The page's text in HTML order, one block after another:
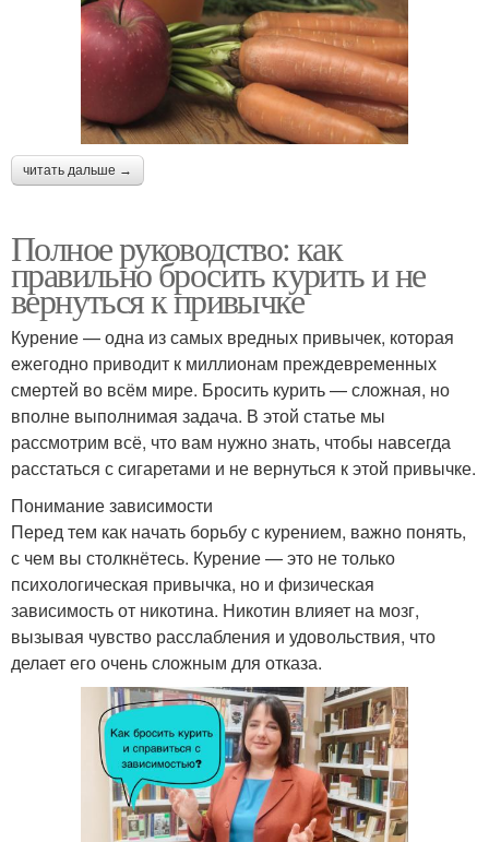
читать дальше →
Полное руководство: как
правильно бросить курить и не
вернуться к привычке
Курение — одна из самых вредных привычек, которая
ежегодно приводит к миллионам преждевременных
смертей во всём мире. Бросить курить — сложная, но
вполне выполнимая задача. В этой статье мы
рассмотрим всё, что вам нужно знать, чтобы навсегда
расстаться с сигаретами и не вернуться к этой привычке.
Понимание зависимости
Перед тем как начать борьбу с курением, важно понять,
с чем вы столкнётесь. Курение — это не только
психологическая привычка, но и физическая
зависимость от никотина. Никотин влияет на мозг,
вызывая чувство расслабления и удовольствия, что
делает его очень сложным для отказа.